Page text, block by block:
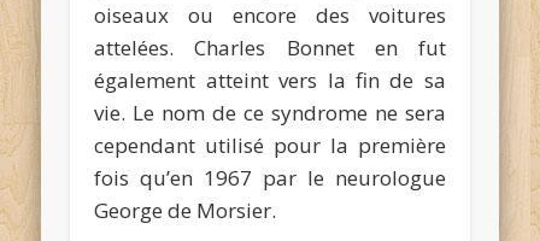
oiseaux ou encore des voitures
attelées. Charles Bonnet en fut
également atteint vers la fin de sa
vie. Le nom de ce syndrome ne sera
cependant utilisé pour la première
fois qu’en 1967 par le neurologue
George de Morsier.